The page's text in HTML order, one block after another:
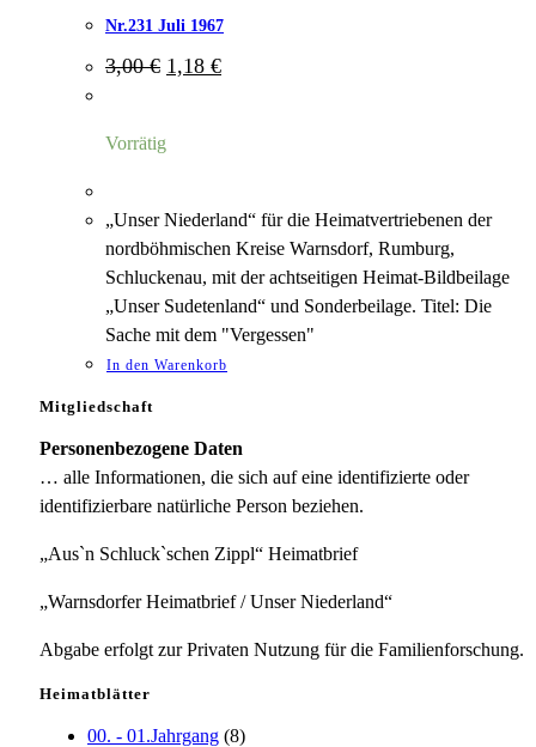
Nr.231 Juli 1967
3,00€ Ursprünglicher
Preis
1,18 €Aktueller
Preis
Vorrätig
„Unser Niederland“ für die Heimatvertriebenen der
nordböhmischen Kreise Warnsdorf, Rumburg,
Schluckenau, mit der achtseitigen Heimat-Bildbeilage
„Unser Sudetenland“ und Sonderbeilage. Titel: Die
Sache mit dem "Vergessen"
In den Warenkorb
Mitgliedschaft
Personenbezogene Daten
… alle Informationen, die sich auf eine identifizierte oder
identifizierbare natürliche Person beziehen.
„Aus`n Schluck`schen Zippl“ Heimatbrief
„Warnsdorfer Heimatbrief / Unser Niederland“
Abgabe erfolgt zur Privaten Nutzung für die Familienforschung.
Heimatblätter
00. - 01.Jahrgang (8)